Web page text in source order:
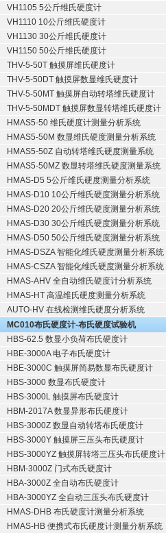
VH1105 5公斤维氏硬度计
VH1110 10公斤维氏硬度计
VH1130 30公斤维氏硬度计
VH1150 50公斤维氏硬度计
THV-5-50T 触摸屏维氏硬度计
THV-5-50DT 触摸屏数显维氏硬度计
THV-5-50MT 触摸屏自动转塔维氏硬度计
THV-5-50MDT 触摸屏数显转塔维氏硬度计
HMAS5-50 维氏硬度计测量分析系统
HMAS5-50M 数显维氏硬度测量分析系统
HMAS5-50Z 自动转塔维氏硬度测量系统
HMAS5-50MZ 数显转塔维氏硬度测量系统
HMAS-D5 5公斤维氏硬度测量分析系统
HMAS-D10 10公斤维氏硬度测量分析系统
HMAS-D20 20公斤维氏硬度测量分析系统
HMAS-D30 30公斤维氏硬度测量分析系统
HMAS-D50 50公斤维氏硬度测量分析系统
HMAS-DSZA 智能化维氏硬度测量分析系统
HMAS-CSZA 智能化维氏硬度测量分析系统
HMAS-AHV 全自动维氏硬度计分析系统
HMAS-HT 高温维氏硬度测量分析系统
AUTO-HV 在线检测维氏硬度分析系统
MC010布氏硬度计-布氏硬度试验机
HBS-62.5 数显小负荷布氏硬度计
HBE-3000A 电子布氏硬度计
HBE-3000C 触摸屏简易数显布氏硬度计
HBS-3000 数显布氏硬度计
HBS-3000L 触摸屏布氏硬度计
HBM-2017A 数显异形布氏硬度计
HBS-3000Z 数显自动转塔布氏硬度计
HBS-3000Y 触摸屏三压头布氏硬度计
HBS-3000YZ 触摸屏转塔三压头布氏硬度计
HBM-3000Z 门式布氏硬度计
HBA-3000Z 全自动布氏硬度计
HBA-3000YZ 全自动三压头布氏硬度计
HMAS-DHB 布氏硬度计测量分析系统
HMAS-HB 便携式布氏硬度计测量分析系统